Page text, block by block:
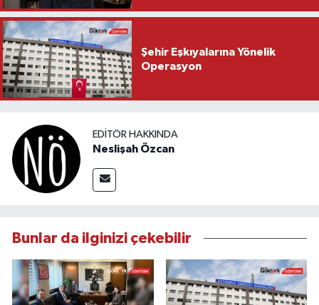
Şehir Eşkıyalarına Yönelik
Operasyon
EDITÖR HAKKINDA
Neslişah Özcan
Bunlar da ilginizi çekebilir